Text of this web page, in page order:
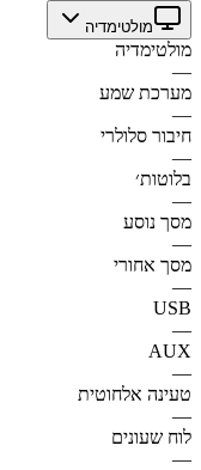
מולטימדיה
מולטימדיה
—
מערכת שמע
—
חיבור סלולרי
—
בלוטות׳
—
מסך נוסע
—
מסך אחורי
—
USB
—
AUX
—
טעינה אלחוטית
—
לוח שעונים
—